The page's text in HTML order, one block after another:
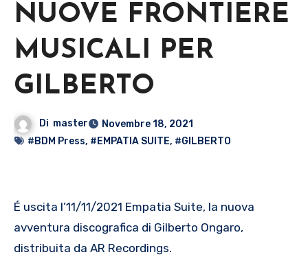
NUOVE FRONTIERE
MUSICALI PER
GILBERTO
Di master
Novembre 18, 2021
#BDM Press, #EMPATIA SUITE, #GILBERTO
É uscita l’11/11/2021 Empatia Suite, la nuova
avventura discografica di Gilberto Ongaro,
distribuita da AR Recordings.